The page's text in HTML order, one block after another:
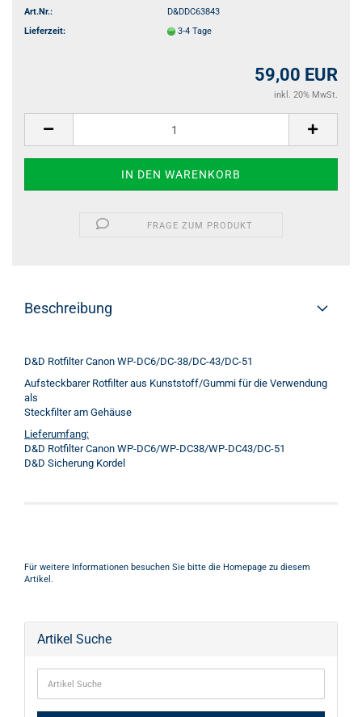
Art.Nr.:
D&DDC63843
Lieferzeit:
3-4 Tage
59,00 EUR
inkl. 20% MwSt.
FRAGE ZUM PRODUKT
Beschreibung
D&D Rotfilter Canon WP-DC6/DC-38/DC-43/DC-51
Aufsteckbarer Rotfilter aus Kunststoff/Gummi für die Verwendung
als
Steckfilter am Gehäuse
Lieferumfang:
D&D Rotfilter Canon WP-DC6/WP-DC38/WP-DC43/DC-51
D&D Sicherung Kordel
Für weitere Informationen besuchen Sie bitte die Homepage zu diesem
Artikel.
Artikel Suche